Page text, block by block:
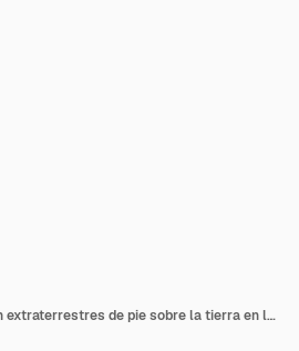
Niño astronauta con extraterrestres de pie sobre la tierra en la escena espacial